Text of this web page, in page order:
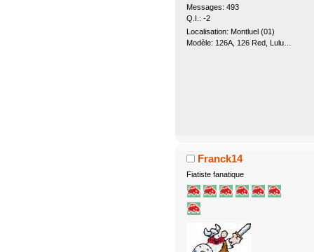
Messages: 493
Q.I.: -2
Localisation: Montluel (01)
Modèle: 126A, 126 Red, Lulu…
Franck14
Fiatiste fanatique